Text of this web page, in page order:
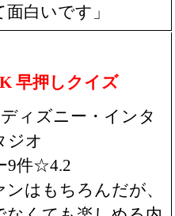
白いです」
早押しクイズ
ィズニー・インタ
ジオ
9件☆4.2
ンはもちろんだが、